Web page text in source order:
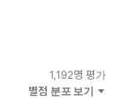
1,192명 평가
별점 분포 보기